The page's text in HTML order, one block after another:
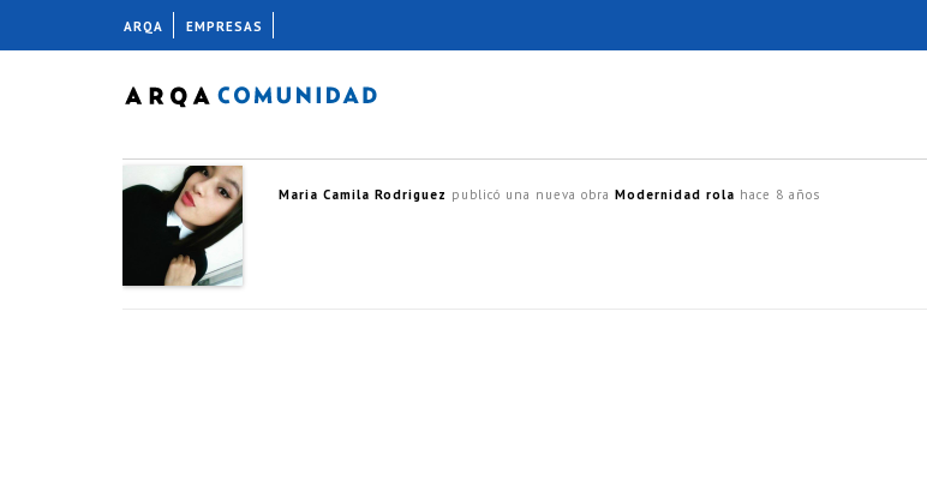
Maria Camila Rodriguez publicó una nueva obra Modernidad rola hace 8 años
ARQA EMPRESAS